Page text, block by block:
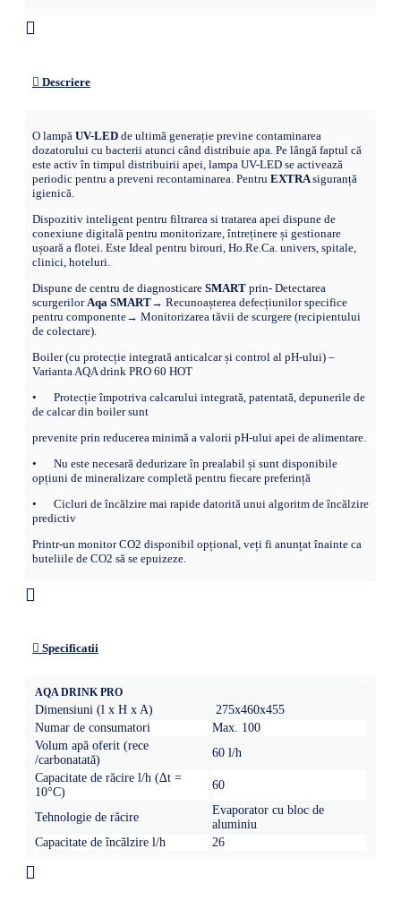
Descriere
O lampă UV-LED de ultimă generație previne contaminarea
dozatorului cu bacterii atunci când distribuie apa. Pe lângă faptul că
este activ în timpul distribuirii apei, lampa UV-LED se activează
periodic pentru a preveni recontaminarea. Pentru EXTRAsiguranță
igienică.
Dispozitiv inteligent pentru filtrarea si tratarea apei dispune de
conexiune digitală pentru monitorizare, întreținere și gestionare
ușoară a flotei. Este Ideal pentru birouri, Ho.Re.Ca. univers, spitale,
clinici, hoteluri.
Dispune de centru de diagnosticare SMART prin- Detectarea
scurgerilor Aqa SMART→ Recunoașterea defecțiunilor specifice
pentru componente→ Monitorizarea tăvii de scurgere (recipientului
de colectare).
Boiler (cu protecție integrată anticalcar și control al pH-ului) –
Varianta AQA drink PRO 60 HOT
•
Protecție împotriva calcarului integrată, patentată, depunerile de
de calcar din boiler sunt
prevenite prin reducerea minimă a valorii pH-ului apei de alimentare.
•
Nu este necesară dedurizare în prealabil și sunt disponibile
opțiuni de mineralizare completă pentru fiecare preferință
•
Cicluri de încălzire mai rapide datorită unui algoritm de încălzire
predictiv
Printr-un monitor CO2 disponibil opțional, veți fi anunțat înainte ca
buteliile de CO2 să se epuizeze.
Specificatii
AQA DRINK PRO
Dimensiuni (l x H x A)
275x460x455
Numar de consumatori
Max. 100
Volum apă oferit (rece
/carbonatată)
60 l/h
Capacitate de răcire l/h (∆t =
10°C)
60
Tehnologie de răcire
Evaporator cu bloc de
aluminiu
Capacitate de încălzire l/h
26